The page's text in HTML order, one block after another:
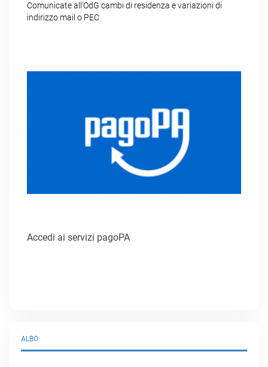
Comunicate all’OdG cambi di residenza e variazioni di
indirizzo mail o PEC
Accedi ai servizi pagoPA
ALBO